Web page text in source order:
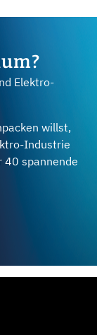
Elektro-
willst,
Industrie
40 spannende